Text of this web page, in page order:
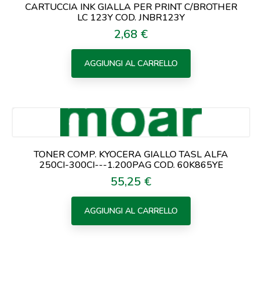
CARTUCCIA INK GIALLA PER PRINT C/BROTHER
LC 123Y COD. JNBR123Y
Prezzo
2,68 €
AGGIUNGI AL CARRELLO
TONER COMP. KYOCERA GIALLO TASL ALFA
250CI-300CI---1.200PAG COD. 60K865YE
Prezzo
55,25 €
AGGIUNGI AL CARRELLO